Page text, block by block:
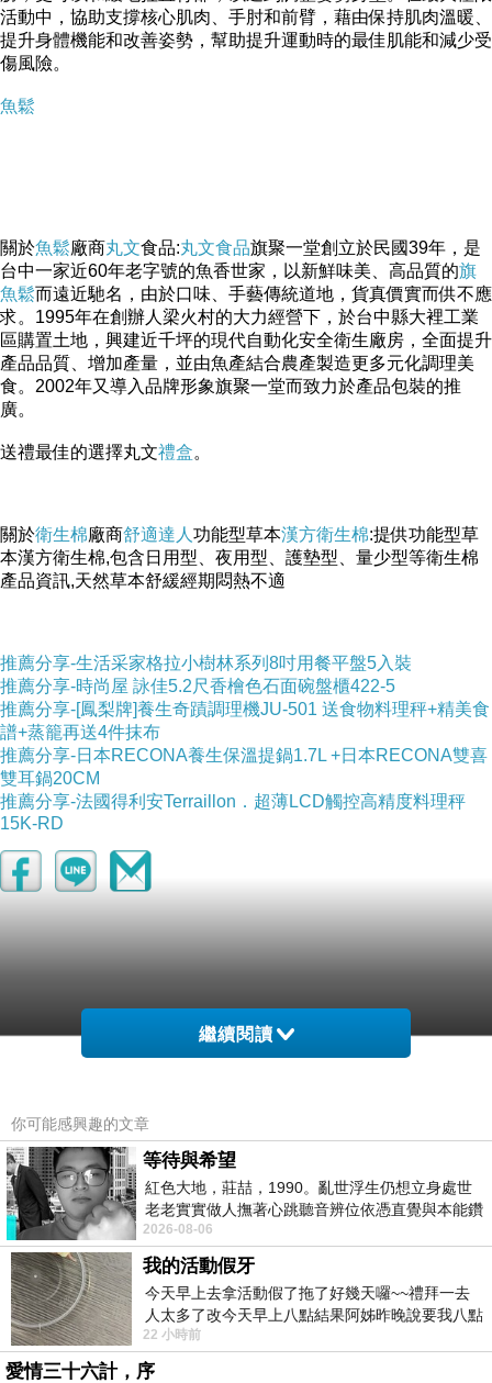
五大貼心保證
精緻包裝
活動中，協助支撐核心肌肉、手肘和前臂，藉由保持肌肉溫暖、
提升身體機能和改善姿勢，幫助提升運動時的最佳肌能和減少受
傷風險。
魚鬆
關於魚鬆廠商丸文食品:丸文食品旗聚一堂創立於民國39年，是
台中一家近60年老字號的魚香世家，以新鮮味美、高品質的旗
魚鬆而遠近馳名，由於口味、手藝傳統道地，貨真價實而供不應
求。1995年在創辦人梁火村的大力經營下，於台中縣大裡工業
區購置土地，興建近千坪的現代自動化安全衛生廠房，全面提升
產品品質、增加產量，並由魚產結合農產製造更多元化調理美
食。2002年又導入品牌形象旗聚一堂而致力於產品包裝的推
廣。
送禮最佳的選擇丸文禮盒。
關於衛生棉廠商舒適達人 功能型草本漢方衛生棉:提供功能型草
本漢方衛生棉,包含日用型、夜用型、護墊型、量少型等衛生棉
產品資訊,天然草本舒緩經期悶熱不適
推薦分享-生活采家格拉小樹林系列8吋用餐平盤5入裝
推薦分享-時尚屋 詠佳5.2尺香檜色石面碗盤櫃422-5
推薦分享-[鳳梨牌]養生奇蹟調理機JU-501 送食物料理秤+精美食
譜+蒸籠再送4件抹布
推薦分享-日本RECONA養生保溫提鍋1.7L +日本RECONA雙喜
雙耳鍋20CM
推薦分享-法國得利安Terraillon．超薄LCD觸控高精度料理秤
15K-RD
繼續閱讀
你可能感興趣的文章
等待與希望
紅色大地，莊喆，1990。亂世浮生仍想立身處世
老老實實做人撫著心跳聽音辨位依憑直覺與本能鑽
向裂隙的亮處探索另一個心聲另一個共鳴的
2026-08-06
我的活動假牙
今天早上去拿活動假了拖了好幾天囉~~禮拜一去
人太多了改今天早上八點結果阿姊昨晚說要我八點
去西螺農會~回到莿桐都8點半多了
22 小時前
愛情三十六計，序